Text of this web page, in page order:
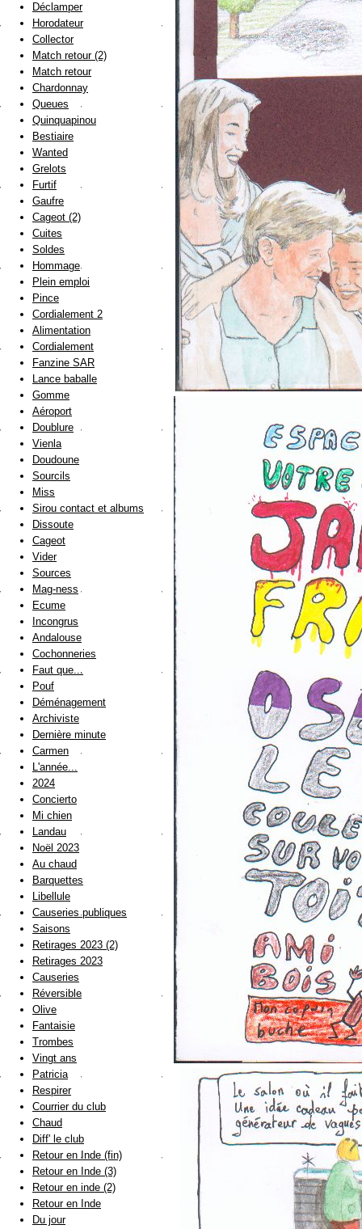
Déclamper
Horodateur
Collector
Match retour (2)
Match retour
Chardonnay
Queues
Quinquapinou
Bestiaire
Wanted
Grelots
Furtif
Gaufre
Cageot (2)
Cuites
Soldes
Hommage
Plein emploi
Pince
Cordialement 2
Alimentation
Cordialement
Fanzine SAR
Lance baballe
Gomme
Aéroport
Doublure
Vienla
Doudoune
Sourcils
Miss
Sirou contact et albums
Dissoute
Cageot
Vider
Sources
Mag-ness
Ecume
Incongrus
Andalouse
Cochonneries
Faut que...
Pouf
Déménagement
Archiviste
Dernière minute
Carmen
L'année...
2024
Concierto
Mi chien
Landau
Noël 2023
Au chaud
Barquettes
Libellule
Causeries publiques
Saisons
Retirages 2023 (2)
Retirages 2023
Causeries
Réversible
Olive
Fantaisie
Trombes
Vingt ans
Patricia
Respirer
Courrier du club
Chaud
Diff' le club
Retour en Inde (fin)
Retour en Inde (3)
Retour en inde (2)
Retour en Inde
Du jour